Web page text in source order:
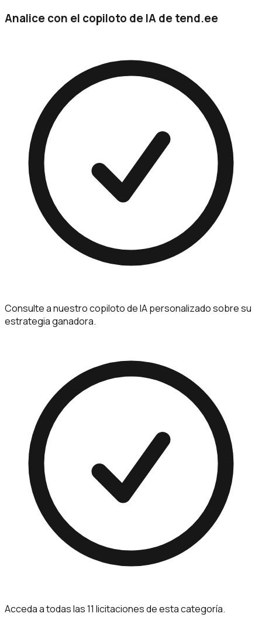
Analice con el copiloto de IA de tend.ee
Consulte a nuestro copiloto de IA personalizado sobre su
estrategia ganadora.
Acceda a todas las 11 licitaciones de esta categoría.